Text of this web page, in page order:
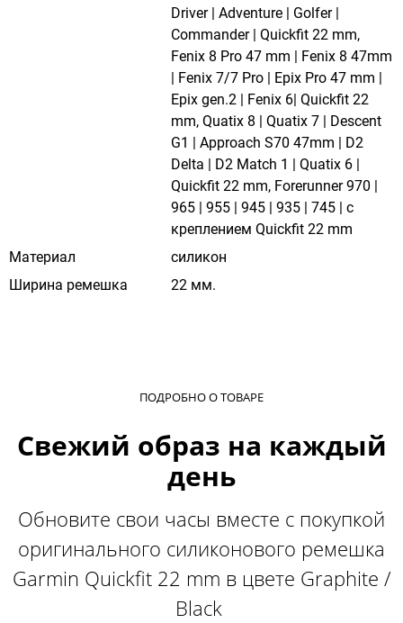
Driver | Adventure | Golfer |
Commander | Quickfit 22 mm,
Fenix 8 Pro 47 mm | Fenix 8 47mm
| Fenix 7/7 Pro | Epix Pro 47 mm |
Epix gen.2 | Fenix 6| Quickfit 22
mm, Quatix 8 | Quatix 7 | Descent
G1 | Approach S70 47mm | D2
Delta | D2 Match 1 | Quatix 6 |
Quickfit 22 mm, Forerunner 970 |
965 | 955 | 945 | 935 | 745 | с
креплением Quickfit 22 mm
Материал
силикон
Ширина ремешка
22 мм.
ПОДРОБНО О ТОВАРЕ
Свежий образ на каждый
день
Обновите свои часы вместе с покупкой
оригинального силиконового ремешка
Garmin Quickfit 22 mm в цвете Graphite /
Black